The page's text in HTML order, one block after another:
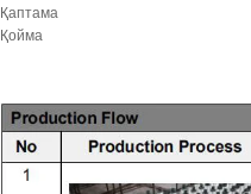
Қаптама
Қойма